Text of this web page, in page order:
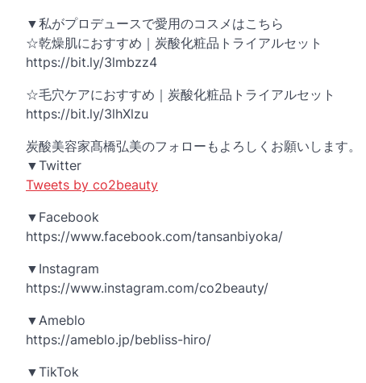
▼私がプロデュースで愛用のコスメはこちら
☆乾燥肌におすすめ｜炭酸化粧品トライアルセット
https://bit.ly/3lmbzz4
☆毛穴ケアにおすすめ｜炭酸化粧品トライアルセット
https://bit.ly/3lhXlzu
炭酸美容家髙橋弘美のフォローもよろしくお願いします。
▼Twitter
Tweets by co2beauty
▼Facebook
https://www.facebook.com/tansanbiyoka/
▼Instagram
https://www.instagram.com/co2beauty/
▼Ameblo
https://ameblo.jp/bebliss-hiro/
▼TikTok